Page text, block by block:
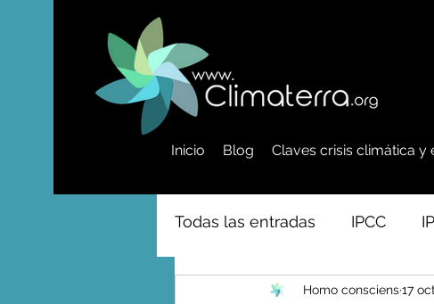
Inicio Blog Claves crisis climática y
Todas las entradas IPCC
Activismo - Greta - Científicos
Homo consciens17